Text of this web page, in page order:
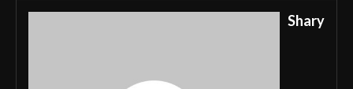
Shary